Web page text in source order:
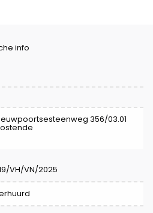
info
356/03.01
VH/VN/2025